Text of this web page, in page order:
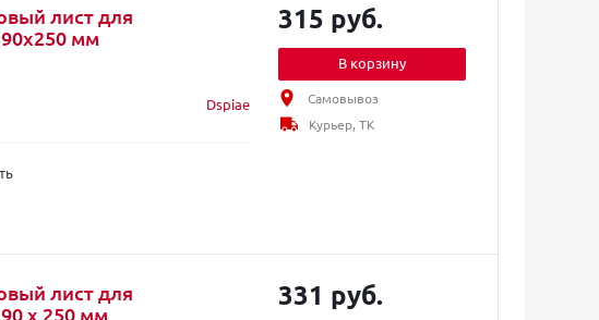
лист для
мм
Dspiae
315 руб.
В корзину
Самовывоз
Курьер, ТК
лист для
х 250 мм
331 руб.